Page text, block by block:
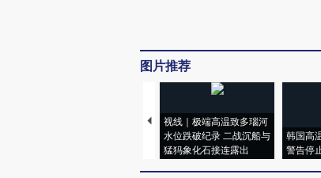
图片推荐
视线｜极端高温致多瑙河
水位跌破纪录 二战沉船与
猛犸象化石接连露出
韩国高
警告停